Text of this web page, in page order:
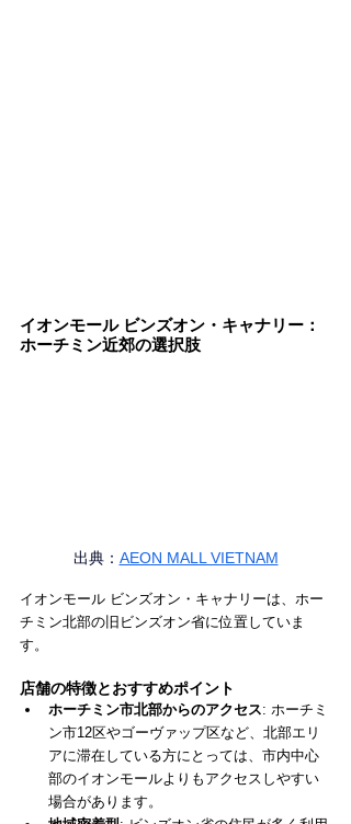
イオンモール ビンズオン・キャナリー：
ホーチミン近郊の選択肢
出典： AEON MALL VIETNAM
イオンモール ビンズオン・キャナリーは、ホー
チミン北部の旧ビンズオン省に位置していま
す。
店舗の特徴とおすすめポイント
ホーチミン市北部からのアクセス: ホーチミ
ン市12区やゴーヴァップ区など、北部エリ
アに滞在している方にとっては、市内中心
部のイオンモールよりもアクセスしやすい
場合があります。